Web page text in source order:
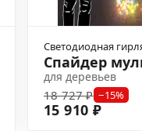
Светодиодная
Спайдер
для деревьев
18 727 ₽ −15%
15 910 ₽